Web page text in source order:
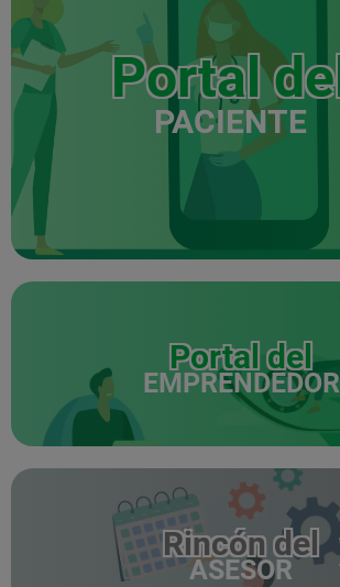
Portal del
PACIENTE
Portal del
EMPRENDEDOR
Rincón del
ASESOR